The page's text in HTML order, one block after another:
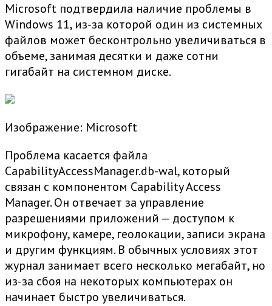
Microsoft подтвердила наличие проблемы в
Windows 11, из-за которой один из системных
файлов может бесконтрольно увеличиваться в
объеме, занимая десятки и даже сотни
гигабайт на системном диске.
Изображение: Microsoft
Проблема касается файла
CapabilityAccessManager.db-wal, который
связан с компонентом Capability Access
Manager. Он отвечает за управление
разрешениями приложений — доступом к
микрофону, камере, геолокации, записи экрана
и другим функциям. В обычных условиях этот
журнал занимает всего несколько мегабайт, но
из-за сбоя на некоторых компьютерах он
начинает быстро увеличиваться.